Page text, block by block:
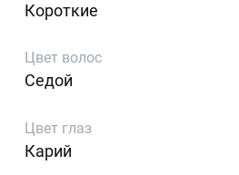
Короткие
Цвет волос
Седой
Цвет глаз
Карий